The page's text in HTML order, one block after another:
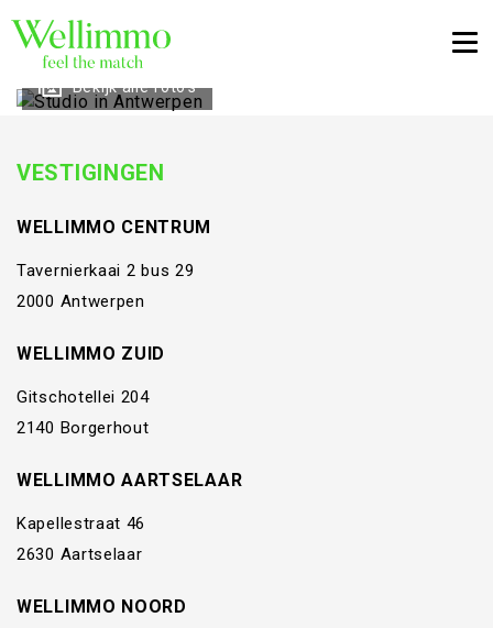
Bekijk alle foto's
VESTIGINGEN
WELLIMMO CENTRUM
Tavernierkaai 2 bus 29
2000 Antwerpen
WELLIMMO ZUID
Gitschotellei 204
2140 Borgerhout
WELLIMMO AARTSELAAR
Kapellestraat 46
2630 Aartselaar
WELLIMMO NOORD